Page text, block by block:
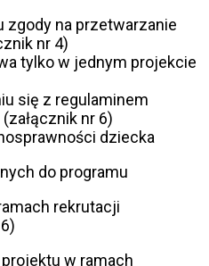
zgody na przetwarzanie
nr 4)
tylko w jednym projekcie
się z regulaminem
nr 6)
dziecka
do programu
rekrutacji
w ramach